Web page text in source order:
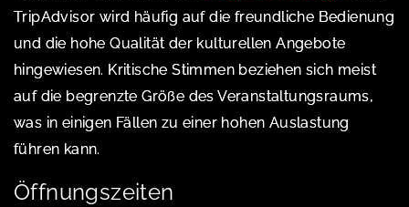
TripAdvisor wird häufig auf die freundliche Bedienung
und die hohe Qualität der kulturellen Angebote
hingewiesen. Kritische Stimmen beziehen sich meist
auf die begrenzte Größe des Veranstaltungsraums,
was in einigen Fällen zu einer hohen Auslastung
führen kann.
Öffnungszeiten